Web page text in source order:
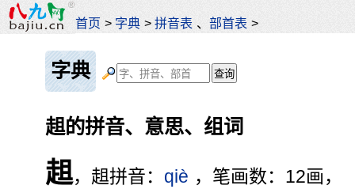
首页 > 字典 >拼音表 、部首表 >
字典
趄的拼音、意思、组词
趄，趄拼音： qiè ，笔画数：12画，